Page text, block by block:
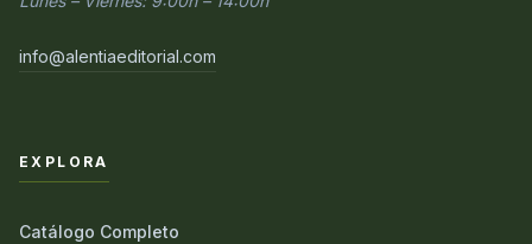
info@alentiaeditorial.com
EXPLORA
Catálogo Completo